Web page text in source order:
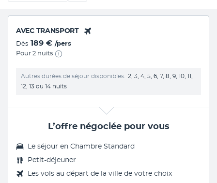
AVEC TRANSPORT
Dès 189 € /pers
Pour 2 nuits
Autres durées de séjour disponibles
2, 3, 4, 5, 6, 7, 8, 9, 10, 11,
12, 13 ou 14 nuits
L’offre négociée pour vous
Le séjour en Chambre Standard
Petit-déjeuner
Les vols au départ de la ville de votre choix